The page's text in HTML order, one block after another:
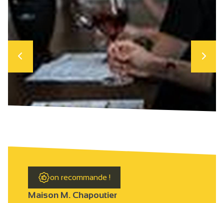
on recommande !
Maison M. Chapoutier